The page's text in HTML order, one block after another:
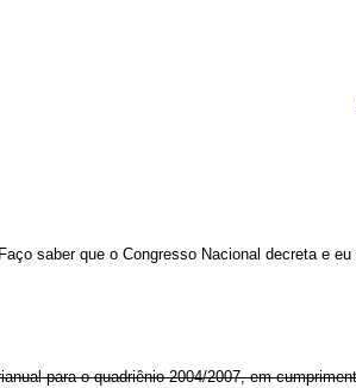
Faço saber que o Congresso Nacional decreta e
para o quadriênio 2004/2007, em